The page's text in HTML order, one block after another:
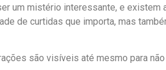
um mistério interessante, e existem
de ⁢curtidas que importa, mas
são visíveis até mesmo para